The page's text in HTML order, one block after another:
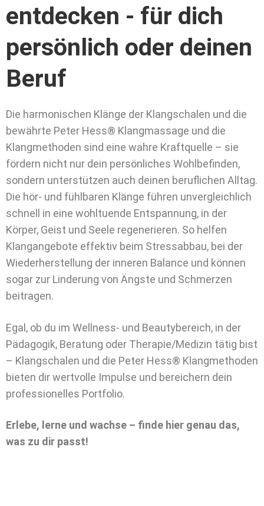
entdecken - für dich
persönlich oder deinen
Beruf
Die harmonischen Klänge der Klangschalen und die
bewährte Peter Hess® Klangmassage und die
Klangmethoden sind eine wahre Kraftquelle – sie
fördern nicht nur dein persönliches Wohlbefinden,
sondern unterstützen auch deinen beruflichen Alltag.
Die hör- und fühlbaren Klänge führen unvergleichlich
schnell in eine wohltuende Entspannung, in der
Körper, Geist und Seele regenerieren. So helfen
Klangangebote effektiv beim Stressabbau, bei der
Wiederherstellung der inneren Balance und können
sogar zur Linderung von Ängste und Schmerzen
beitragen.
Egal, ob du im Wellness- und Beautybereich, in der
Pädagogik, Beratung oder Therapie/Medizin tätig bist
– Klangschalen und die Peter Hess® Klangmethoden
bieten dir wertvolle Impulse und bereichern dein
professionelles Portfolio.
Erlebe, lerne und wachse – finde hier genau das,
was zu dir passt!